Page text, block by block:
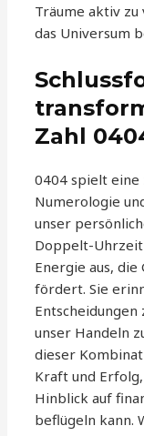
Träume aktiv
das Universum
Zahl
0404 spielt
Numerologie
unser
Doppelt-
Energie aus,
fördert. Sie
unser Handeln
dieser
Kraft und
Hinblick auf
beflügeln kann.